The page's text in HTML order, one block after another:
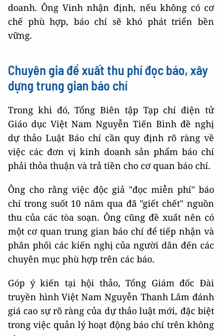
doanh. Ông Vinh nhận định, nếu không có cơ
chế phù hợp, báo chí sẽ khó phát triển bền
vững.
Chuyên gia đề xuất thu phí đọc báo, xây
dựng trung gian báo chí
Trong khi đó, Tổng Biên tập Tạp chí điện tử
Giáo dục Việt Nam Nguyễn Tiến Bình đề nghị
dự thảo Luật Báo chí cần quy định rõ ràng về
việc các đơn vị kinh doanh sản phẩm báo chí
phải thỏa thuận và trả tiền cho cơ quan báo chí.
Ông cho rằng việc độc giả "đọc miễn phí" báo
chí trong suốt 10 năm qua đã "giết chết" nguồn
thu của các tòa soạn. Ông cũng đề xuất nên có
một cơ quan trung gian báo chí để tiếp nhận và
phân phối các kiến nghị của người dân đến các
chuyên mục phù hợp trên các báo.
Góp ý kiến tại hội thảo, Tổng Giám đốc Đài
truyền hình Việt Nam Nguyễn Thanh Lâm đánh
giá cao sự rõ ràng của dự thảo luật mới, đặc biệt
trong việc quản lý hoạt động báo chí trên không